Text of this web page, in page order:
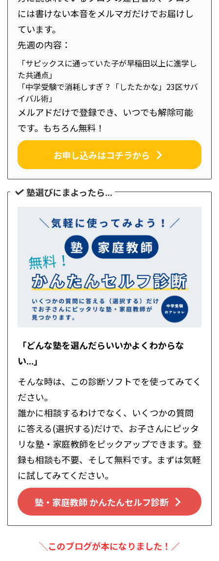
には書けない本音をメルマガだけでお届けし
ています。
先週の内容：
「サピックスに通っていた子が早稲田以上に進学し
た共通点」
「中学受験で消耗しすぎ？「したたかな」23区サバ
イバル術」
メルアドだけで登録でき、いつでも解除可能
です。もちろん無料！
お申し込みはコチラから
塾選びにまよったら...
「どんな塾を選んだらいいかよくわからな
い...」
そんな時は、この診断ソフトでを使ってみてく
ださい。
誰かに相談するわけでなく、いくつかの質問
に答える(選択する)だけで、お子さんにピッタ
リな塾・家庭教師をピックアップできます。登
録も相談も不要、そして無料です。まずは気軽
に試してみてください。
塾・家庭教師 かんたんセルフ診断
╲このブログが本になりました！／